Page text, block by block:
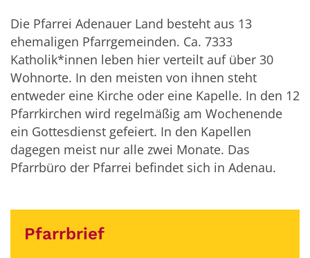
Die Pfarrei Adenauer Land besteht aus 13
ehemaligen Pfarrgemeinden. Ca. 7333
Katholik*innen leben hier verteilt auf über 30
Wohnorte. In den meisten von ihnen steht
entweder eine Kirche oder eine Kapelle. In den 12
Pfarrkirchen wird regelmäßig am Wochenende
ein Gottesdienst gefeiert. In den Kapellen
dagegen meist nur alle zwei Monate. Das
Pfarrbüro der Pfarrei befindet sich in Adenau.
Pfarrbrief